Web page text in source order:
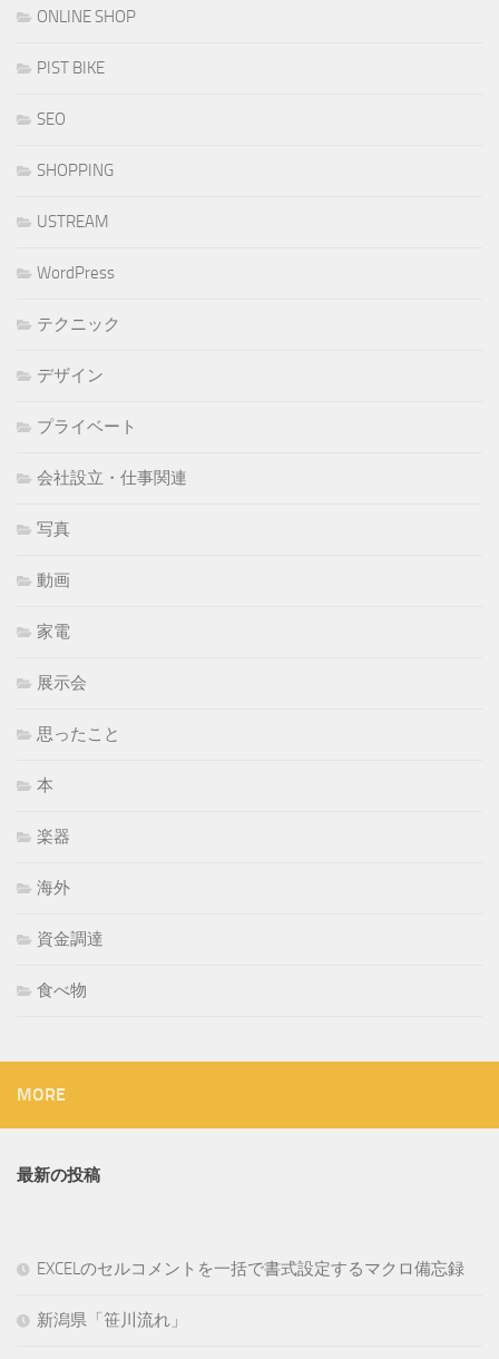
ONLINE SHOP
PIST BIKE
SEO
SHOPPING
USTREAM
WordPress
テクニック
デザイン
プライベート
会社設立・仕事関連
写真
動画
家電
展示会
思ったこと
本
楽器
海外
資金調達
食べ物
MORE
最新の投稿
EXCELのセルコメントを一括で書式設定するマクロ備忘録
新潟県「笹川流れ」